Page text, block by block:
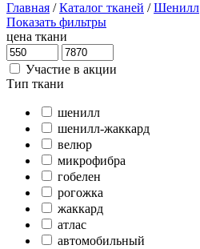
Главная / Каталог тканей / Шенилл
Показать фильтры
цена ткани
Участие в акции
Тип ткани
шенилл
шенилл-жаккард
велюр
микрофибра
гобелен
рогожка
жаккард
атлас
автомобильный